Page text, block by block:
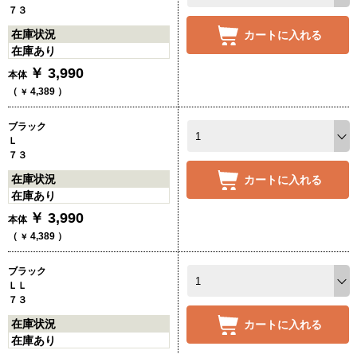
７３
在庫状況
在庫あり
本体 ￥ 3,990
（ ￥ 4,389 ）
カートに入れる
ブラック
Ｌ
７３
在庫状況
在庫あり
本体 ￥ 3,990
（ ￥ 4,389 ）
カートに入れる
ブラック
ＬＬ
７３
在庫状況
在庫あり
カートに入れる